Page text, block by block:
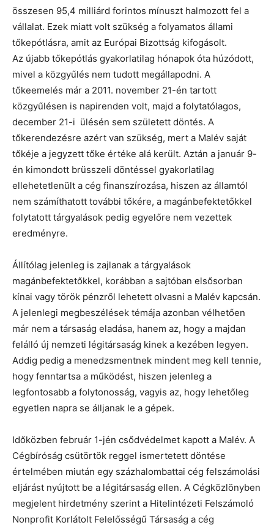
összesen 95,4 milliárd forintos mínuszt halmozott fel a
vállalat. Ezek miatt volt szükség a folyamatos állami
tőkepótlásra, amit az Európai Bizottság kifogásolt.
Az újabb tőkepótlás gyakorlatilag hónapok óta húzódott,
mivel a közgyűlés nem tudott megállapodni. A
tőkeemelés már a 2011. november 21-én tartott
közgyűlésen is napirenden volt, majd a folytatólagos,
december 21-i ülésén sem született döntés. A
tőkerendezésre azért van szükség, mert a Malév saját
tőkéje a jegyzett tőke értéke alá került. Aztán a január 9-
én kimondott brüsszeli döntéssel gyakorlatilag
ellehetetlenült a cég finanszírozása, hiszen az államtól
nem számíthatott további tőkére, a magánbefektetőkkel
folytatott tárgyalások pedig egyelőre nem vezettek
eredményre.
Állítólag jelenleg is zajlanak a tárgyalások
magánbefektetőkkel, korábban a sajtóban elsősorban
kínai vagy török pénzről lehetett olvasni a Malév kapcsán.
A jelenlegi megbeszélések témája azonban vélhetően
már nem a társaság eladása, hanem az, hogy a majdan
felálló új nemzeti légitársaság kinek a kezében legyen.
Addig pedig a menedzsmentnek mindent meg kell tennie,
hogy fenntartsa a működést, hiszen jelenleg a
legfontosabb a folytonosság, vagyis az, hogy lehetőleg
egyetlen napra se álljanak le a gépek.
Időközben február 1-jén csődvédelmet kapott a Malév. A
Cégbíróság csütörtök reggel ismertetett döntése
értelmében miután egy százhalombattai cég felszámolási
eljárást nyújtott be a légitársaság ellen. A Cégközlönyben
megjelent hirdetmény szerint a Hitelintézeti Felszámoló
Nonprofit Korlátolt Felelősségű Társaság a cég